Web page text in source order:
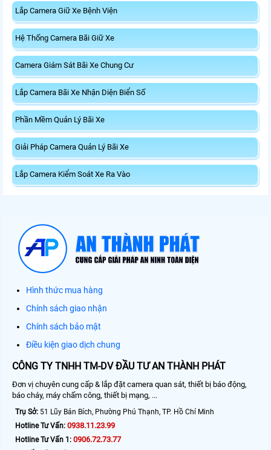
Lắp Camera Giữ Xe Bệnh Viện
Hệ Thống Camera Bãi Giữ Xe
Camera Giám Sát Bãi Xe Chung Cư
Lắp Camera Bãi Xe Nhận Diện Biển Số
Phần Mềm Quản Lý Bãi Xe
Giải Pháp Camera Quản Lý Bãi Xe
Lắp Camera Kiểm Soát Xe Ra Vào
Hình thức mua hàng
Chính sách giao nhận
Chính sách bảo mật
Điều kiện giao dịch chung
CÔNG TY TNHH TM-DV ĐẦU TƯ AN THÀNH PHÁT
Đơn vị chuyên cung cấp & lắp đặt camera quan sát, thiết bị báo động,
báo cháy, máy chấm công, thiết bị mạng, ...
Trụ Sở: 51 Lũy Bán Bích, Phường Phú Thạnh, TP. Hồ Chí Minh
Hotline Tư Vấn: 0938.11.23.99
Hotline Tư Vấn 1: 0906.72.73.77